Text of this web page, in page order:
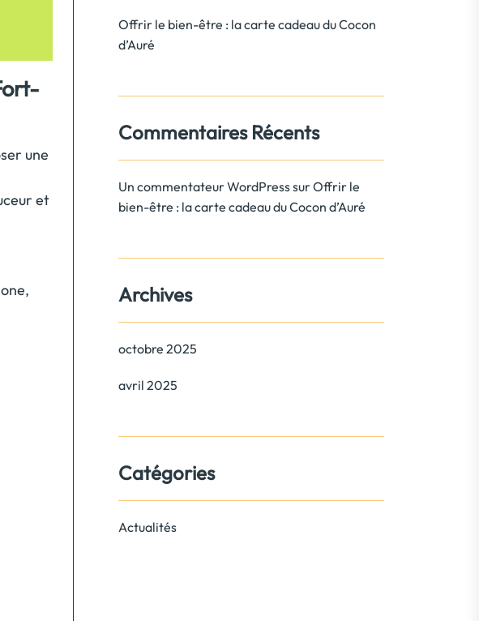
une
et
Offrir le bien-être : la carte cadeau du Cocon
d’Auré
Commentaires Récents
Un commentateur WordPresssurOffrir le
bien-être : la carte cadeau du Cocon d’Auré
Archives
octobre 2025
avril 2025
Catégories
Actualités